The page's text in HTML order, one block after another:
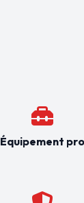
Équipement pro